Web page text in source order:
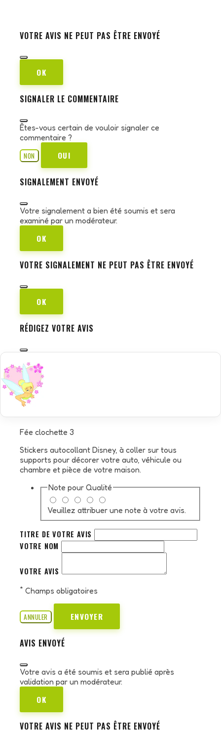
VOTRE AVIS NE PEUT PAS ÊTRE ENVOYÉ
OK
SIGNALER LE COMMENTAIRE
Êtes-vous certain de vouloir signaler ce
commentaire ?
NON
OUI
SIGNALEMENT ENVOYÉ
Votre signalement a bien été soumis et sera
examiné par un modérateur.
OK
VOTRE SIGNALEMENT NE PEUT PAS ÊTRE ENVOYÉ
OK
RÉDIGEZ VOTRE AVIS
Fée clochette 3
Stickers autocollant Disney, à coller sur tous
supports pour décorer votre auto, véhicule ou
chambre et pièce de votre maison.
Note pour Qualité
Veuillez attribuer une note à votre avis.
TITRE DE VOTRE AVIS
VOTRE NOM
VOTRE AVIS
* Champs obligatoires
ANNULER ENVOYER
AVIS ENVOYÉ
Votre avis a été soumis et sera publié après
validation par un modérateur.
OK
VOTRE AVIS NE PEUT PAS ÊTRE ENVOYÉ